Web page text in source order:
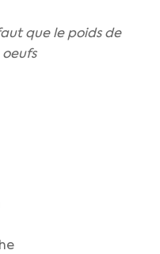
que le poids de
oeufs